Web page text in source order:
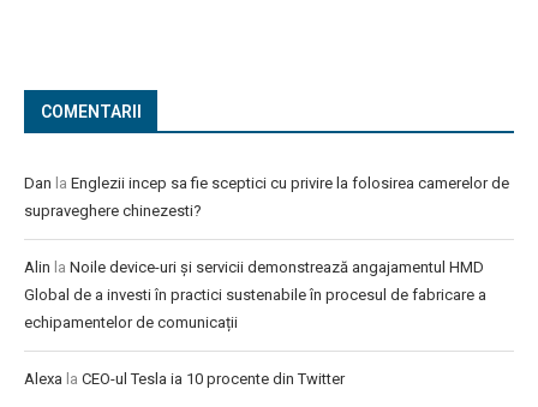
COMENTARII
Dan la Englezii incep sa fie sceptici cu privire la folosirea camerelor de
supraveghere chinezesti?
Alin la Noile device-uri și servicii demonstrează angajamentul HMD
Global de a investi în practici sustenabile în procesul de fabricare a
echipamentelor de comunicații
Alexa la CEO-ul Tesla ia 10 procente din Twitter